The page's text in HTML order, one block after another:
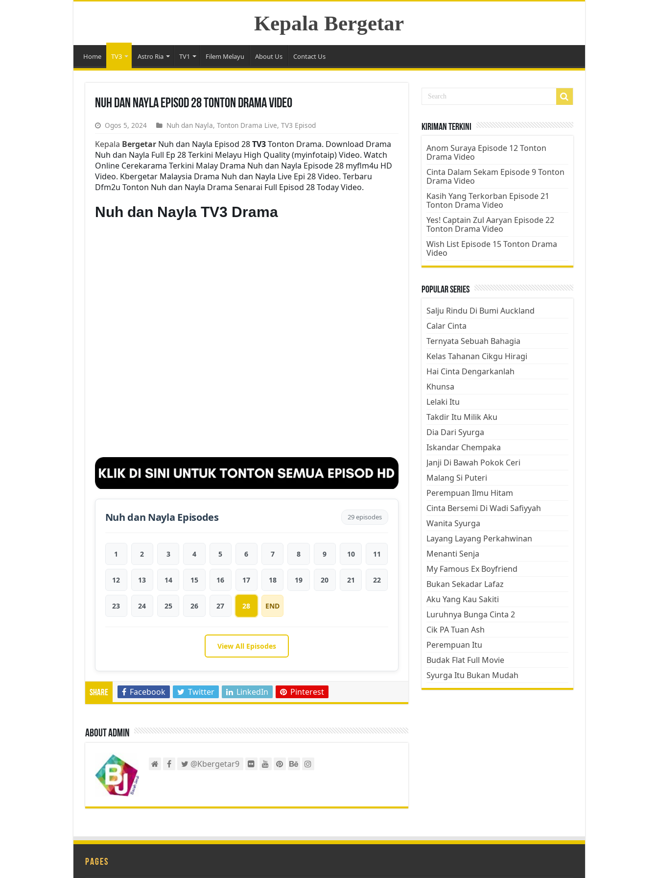
Kepala Bergetar
Home TV3 Astro Ria TV1 Filem Melayu About Us Contact Us
Nuh dan Nayla Episod 28 Tonton Drama Video
Ogos 5, 2024 Nuh dan Nayla, Tonton Drama Live, TV3 Episod
Kepala BergetarNuh dan Nayla Episod 28TV3Tonton Drama. Download Drama
Nuh dan Nayla Full Ep 28 Terkini Melayu High Quality (myinfotaip) Video. Watch
Online Cerekarama Terkini Malay Drama Nuh dan Nayla Episode 28 myflm4u HD
Video. Kbergetar Malaysia Drama Nuh dan Nayla Live Epi 28 Video. Terbaru
Dfm2u Tonton Nuh dan Nayla Drama Senarai Full Episod 28 Today Video.
Nuh dan Nayla TV3 Drama
Nuh dan Nayla Episodes 29 episodes
1 2 3 4 5 6 7 8 9 10 11
12 13 14 15 16 17 18 19 20 21 22
23 24 25 26 27 28 END
View All Episodes
Share Facebook Twitter LinkedIn Pinterest
About admin
@Kbergetar9
Kiriman Terkini
Anom Suraya Episode 12 Tonton
Drama Video
Cinta Dalam Sekam Episode 9 Tonton
Drama Video
Kasih Yang Terkorban Episode 21
Tonton Drama Video
Yes! Captain Zul Aaryan Episode 22
Tonton Drama Video
Wish List Episode 15 Tonton Drama
Video
Popular Series
Salju Rindu Di Bumi Auckland
Calar Cinta
Ternyata Sebuah Bahagia
Kelas Tahanan Cikgu Hiragi
Hai Cinta Dengarkanlah
Khunsa
Lelaki Itu
Takdir Itu Milik Aku
Dia Dari Syurga
Iskandar Chempaka
Janji Di Bawah Pokok Ceri
Malang Si Puteri
Perempuan Ilmu Hitam
Cinta Bersemi Di Wadi Safiyyah
Wanita Syurga
Layang Layang Perkahwinan
Menanti Senja
My Famous Ex Boyfriend
Bukan Sekadar Lafaz
Aku Yang Kau Sakiti
Luruhnya Bunga Cinta 2
Cik PA Tuan Ash
Perempuan Itu
Budak Flat Full Movie
Syurga Itu Bukan Mudah
Pages